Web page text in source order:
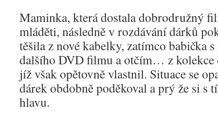
Maminka, která dostala dobrodružný
mláděti, následně v rozdávání dárků
těšila z nové kabelky, zatímco babička
dalšího DVD filmu a otčím… z kolekce
jíž však opětovně vlastnil. Situace se
dárek obdobně poděkoval a prý že si s
hlavu.